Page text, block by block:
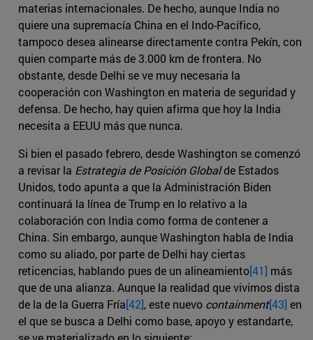
materias internacionales. De hecho, aunque India no
quiere una supremacía China en el Indo-Pacífico,
tampoco desea alinearse directamente contra Pekín, con
quien comparte más de 3.000 km de frontera. No
obstante, desde Delhi se ve muy necesaria la
cooperación con Washington en materia de seguridad y
defensa. De hecho, hay quien afirma que hoy la India
necesita a EEUU más que nunca.
Si bien el pasado febrero, desde Washington se comenzó
a revisar la Estrategia de Posición Globalde Estados
Unidos, todo apunta a que la Administración Biden
continuará la línea de Trump en lo relativo a la
colaboración con India como forma de contener a
China. Sin embargo, aunque Washington habla de India
como su aliado, por parte de Delhi hay ciertas
reticencias, hablando pues de un alineamiento[41] más
que de una alianza. Aunque la realidad que vivimos dista
de la de la Guerra Fría[42], este nuevo containment[43] en
el que se busca a Delhi como base, apoyo y estandarte,